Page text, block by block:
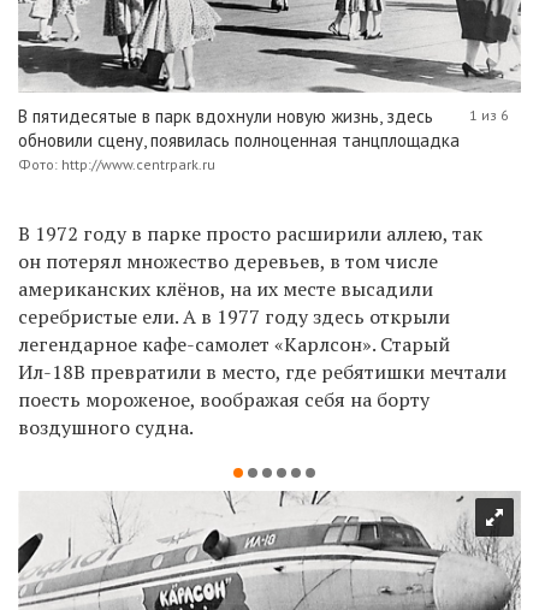
В пятидесятые в парк вдохнули новую жизнь, здесь
обновили сцену, появилась полноценная танцплощадка
Фото: http://www.centrpark.ru
1 из 6
В 1972 году в парке просто расширили аллею, так
он потерял множество деревьев, в том числе
американских клёнов, на их месте высадили
серебристые ели. А в 1977 году здесь открыли
легендарное кафе-самолет «Карлсон». Старый
Ил-18В превратили в место, где ребятишки мечтали
поесть мороженое, воображая себя на борту
воздушного судна.